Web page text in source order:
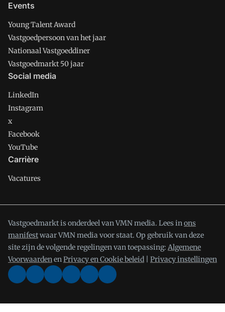
Events
Young Talent Award
Vastgoedpersoon van het jaar
Nationaal Vastgoeddiner
Vastgoedmarkt 50 jaar
Social media
LinkedIn
Instagram
x
Facebook
YouTube
Carrière
Vacatures
Vastgoedmarkt is onderdeel van VMN media. Lees inons
manifestwaar VMN media voor staat. Op gebruik van deze
site zijn de volgende regelingen van toepassing: Algemene
VoorwaardenenPrivacy en Cookie beleid Privacy instellingen